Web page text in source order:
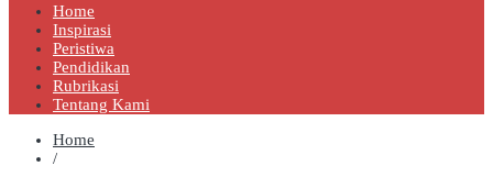
Home
Inspirasi
Peristiwa
Pendidikan
Rubrikasi
Tentang Kami
Home
/